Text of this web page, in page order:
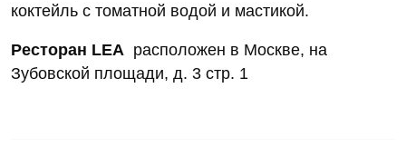
коктейль с томатной водой и мастикой.
Ресторан LEA расположен в Москве, на
Зубовской площади, д. 3 стр. 1